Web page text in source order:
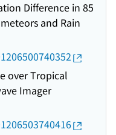
Difference in 85
and Rain
over Tropical
Imager